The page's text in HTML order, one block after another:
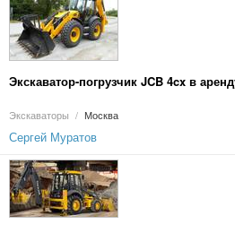
Экскаватор-погрузчик JCB 4cx в
Экскаваторы / Москва
Сергей Муратов